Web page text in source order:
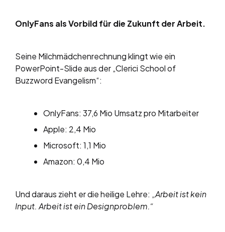
OnlyFans als Vorbild für die Zukunft der Arbeit.
Seine Milchmädchenrechnung klingt wie ein
PowerPoint-Slide aus der „Clerici School of
Buzzword Evangelism“:
OnlyFans: 37,6 Mio Umsatz pro Mitarbeiter
Apple: 2,4 Mio
Microsoft: 1,1 Mio
Amazon: 0,4 Mio
Und daraus zieht er die heilige Lehre: „Arbeit ist kein
Input. Arbeit ist ein Designproblem.“